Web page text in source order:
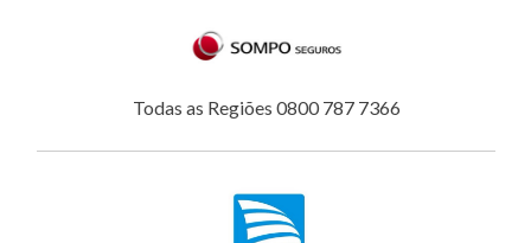
Todas as Regiões 0800 787 7366